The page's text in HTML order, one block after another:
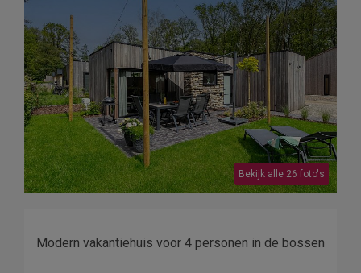
Bekijk alle 26 foto's
Modern vakantiehuis voor 4 personen in de bossen